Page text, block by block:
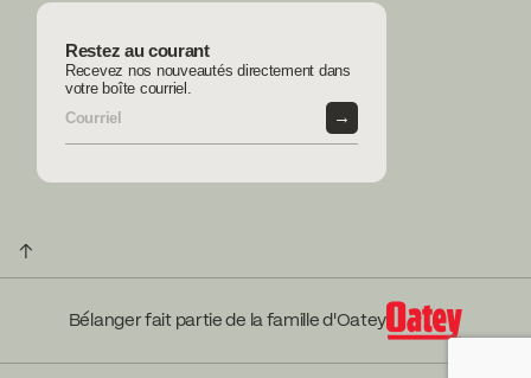
Restez au courant
Recevez nos nouveautés directement dans
votre boîte courriel.
→
↑
Bélanger fait partie de la famille d'Oatey